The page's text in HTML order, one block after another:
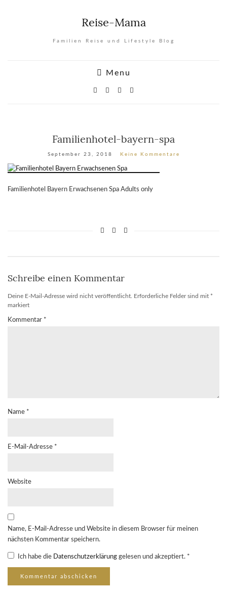
Reise-Mama
Familien Reise und Lifestyle Blog
Menu
Familienhotel-bayern-spa
September 23, 2018 Keine Kommentare
Familienhotel Bayern Erwachsenen Spa Adults only
Schreibe einen Kommentar
Deine E-Mail-Adresse wird nicht veröffentlicht. Erforderliche Felder sind mit *
markiert
Kommentar *
Name *
E-Mail-Adresse *
Website
Name, E-Mail-Adresse und Website in diesem Browser für meinen
nächsten Kommentar speichern.
Ich habe die Datenschutzerklärung gelesen und akzeptiert. *